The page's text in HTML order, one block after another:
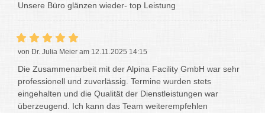
Unsere Büro glänzen wieder- top Leistung
von Dr. Julia Meier am 12.11.2025 14:15
Die Zusammenarbeit mit der Alpina Facility GmbH war sehr
professionell und zuverlässig. Termine wurden stets
eingehalten und die Qualität der Dienstleistungen war
überzeugend. Ich kann das Team weiterempfehlen